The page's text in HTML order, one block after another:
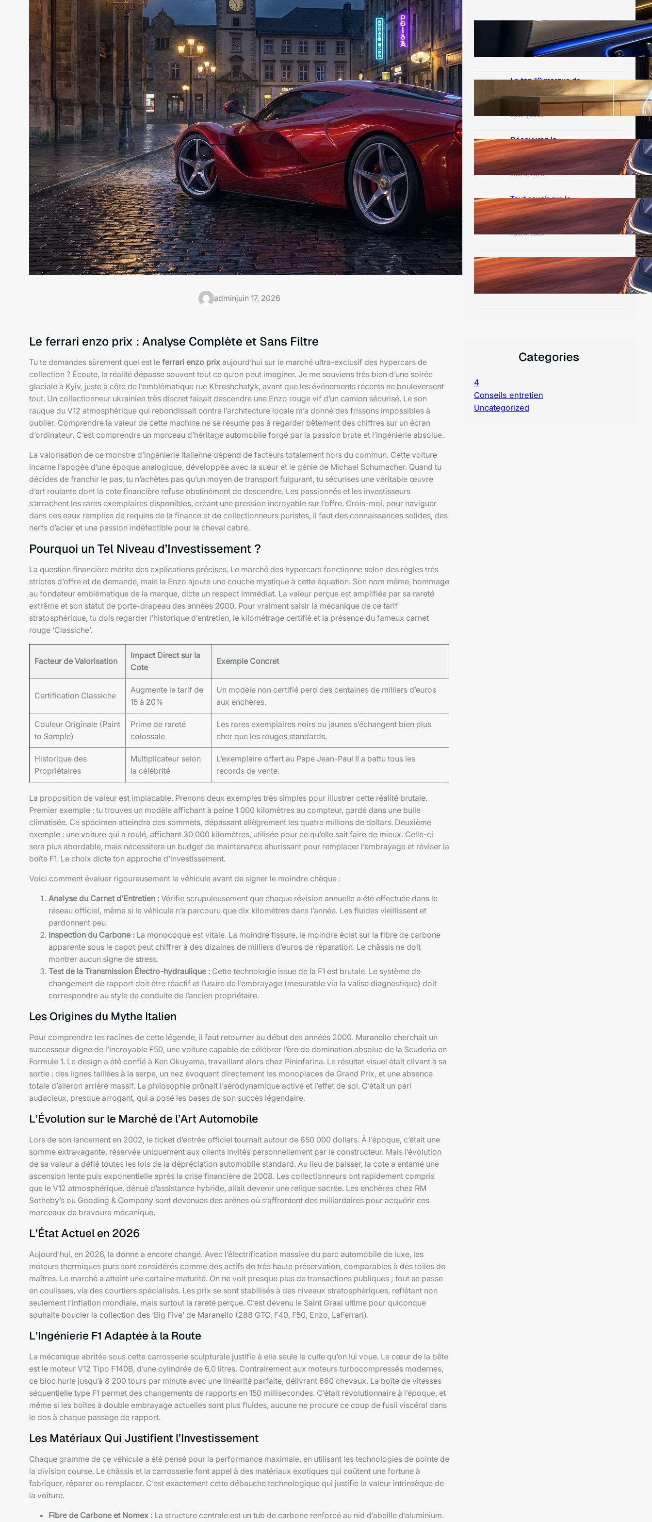
adminjuin 17, 2026
Le ferrari enzo prix : Analyse Complète et Sans Filtre
Tu te demandes sûrement quel est le ferrari enzo prix aujourd’hui sur le marché ultra-exclusif des hypercars de
collection ? Écoute, la réalité dépasse souvent tout ce qu’on peut imaginer. Je me souviens très bien d’une soirée
glaciale à Kyiv, juste à côté de l’emblématique rue Khreshchatyk, avant que les événements récents ne bouleversent
tout. Un collectionneur ukrainien très discret faisait descendre une Enzo rouge vif d’un camion sécurisé. Le son
rauque du V12 atmosphérique qui rebondissait contre l’architecture locale m’a donné des frissons impossibles à
oublier. Comprendre la valeur de cette machine ne se résume pas à regarder bêtement des chiffres sur un écran
d’ordinateur. C’est comprendre un morceau d’héritage automobile forgé par la passion brute et l’ingénierie absolue.
La valorisation de ce monstre d’ingénierie italienne dépend de facteurs totalement hors du commun. Cette voiture
incarne l’apogée d’une époque analogique, développée avec la sueur et le génie de Michael Schumacher. Quand tu
décides de franchir le pas, tu n’achètes pas qu’un moyen de transport fulgurant, tu sécurises une véritable œuvre
d’art roulante dont la cote financière refuse obstinément de descendre. Les passionnés et les investisseurs
s’arrachent les rares exemplaires disponibles, créant une pression incroyable sur l’offre. Crois-moi, pour naviguer
dans ces eaux remplies de requins de la finance et de collectionneurs puristes, il faut des connaissances solides, des
nerfs d’acier et une passion indéfectible pour le cheval cabré.
Pourquoi un Tel Niveau d’Investissement ?
La question financière mérite des explications précises. Le marché des hypercars fonctionne selon des règles très
strictes d’offre et de demande, mais la Enzo ajoute une couche mystique à cette équation. Son nom même, hommage
au fondateur emblématique de la marque, dicte un respect immédiat. La valeur perçue est amplifiée par sa rareté
extrême et son statut de porte-drapeau des années 2000. Pour vraiment saisir la mécanique de ce tarif
stratosphérique, tu dois regarder l’historique d’entretien, le kilométrage certifié et la présence du fameux carnet
rouge ‘Classiche’.
Facteur de Valorisation
Impact Direct sur la
Cote
Exemple Concret
Certification Classiche
Augmente le tarif de
15 à 20%
Un modèle non certifié perd des centaines de milliers d’euros
aux enchères.
Couleur Originale (Paint
to Sample)
Prime de rareté
colossale
Les rares exemplaires noirs ou jaunes s’échangent bien plus
cher que les rouges standards.
Historique des
Propriétaires
Multiplicateur selon
la célébrité
L’exemplaire offert au Pape Jean-Paul II a battu tous les
records de vente.
La proposition de valeur est implacable. Prenons deux exemples très simples pour illustrer cette réalité brutale.
Premier exemple : tu trouves un modèle affichant à peine 1 000 kilomètres au compteur, gardé dans une bulle
climatisée. Ce spécimen atteindra des sommets, dépassant allègrement les quatre millions de dollars. Deuxième
exemple : une voiture qui a roulé, affichant 30 000 kilomètres, utilisée pour ce qu’elle sait faire de mieux. Celle-ci
sera plus abordable, mais nécessitera un budget de maintenance ahurissant pour remplacer l’embrayage et réviser la
boîte F1. Le choix dicte ton approche d’investissement.
Voici comment évaluer rigoureusement le véhicule avant de signer le moindre chèque :
Analyse du Carnet d’Entretien : Vérifie scrupuleusement que chaque révision annuelle a été effectuée dans le
réseau officiel, même si le véhicule n’a parcouru que dix kilomètres dans l’année. Les fluides vieillissent et
pardonnent peu.
Inspection du Carbone : La monocoque est vitale. La moindre fissure, le moindre éclat sur la fibre de carbone
apparente sous le capot peut chiffrer à des dizaines de milliers d’euros de réparation. Le châssis ne doit
montrer aucun signe de stress.
Test de la Transmission Électro-hydraulique : Cette technologie issue de la F1 est brutale. Le système de
changement de rapport doit être réactif et l’usure de l’embrayage (mesurable via la valise diagnostique) doit
correspondre au style de conduite de l’ancien propriétaire.
Les Origines du Mythe Italien
Pour comprendre les racines de cette légende, il faut retourner au début des années 2000. Maranello cherchait un
successeur digne de l’incroyable F50, une voiture capable de célébrer l’ère de domination absolue de la Scuderia en
Formule 1. Le design a été confié à Ken Okuyama, travaillant alors chez Pininfarina. Le résultat visuel était clivant à sa
sortie : des lignes taillées à la serpe, un nez évoquant directement les monoplaces de Grand Prix, et une absence
totale d’aileron arrière massif. La philosophie prônait l’aérodynamique active et l’effet de sol. C’était un pari
audacieux, presque arrogant, qui a posé les bases de son succès légendaire.
L’Évolution sur le Marché de l’Art Automobile
Lors de son lancement en 2002, le ticket d’entrée officiel tournait autour de 650 000 dollars. À l’époque, c’était une
somme extravagante, réservée uniquement aux clients invités personnellement par le constructeur. Mais l’évolution
de sa valeur a défié toutes les lois de la dépréciation automobile standard. Au lieu de baisser, la cote a entamé une
ascension lente puis exponentielle après la crise financière de 2008. Les collectionneurs ont rapidement compris
que le V12 atmosphérique, dénué d’assistance hybride, allait devenir une relique sacrée. Les enchères chez RM
Sotheby’s ou Gooding & Company sont devenues des arènes où s’affrontent des milliardaires pour acquérir ces
morceaux de bravoure mécanique.
L’État Actuel en 2026
Aujourd’hui, en 2026, la donne a encore changé. Avec l’électrification massive du parc automobile de luxe, les
moteurs thermiques purs sont considérés comme des actifs de très haute préservation, comparables à des toiles de
maîtres. Le marché a atteint une certaine maturité. On ne voit presque plus de transactions publiques ; tout se passe
en coulisses, via des courtiers spécialisés. Les prix se sont stabilisés à des niveaux stratosphériques, reflétant non
seulement l’inflation mondiale, mais surtout la rareté perçue. C’est devenu le Saint Graal ultime pour quiconque
souhaite boucler la collection des ‘Big Five’ de Maranello (288 GTO, F40, F50, Enzo, LaFerrari).
L’Ingénierie F1 Adaptée à la Route
La mécanique abritée sous cette carrosserie sculpturale justifie à elle seule le culte qu’on lui voue. Le cœur de la bête
est le moteur V12 Tipo F140B, d’une cylindrée de 6,0 litres. Contrairement aux moteurs turbocompressés modernes,
ce bloc hurle jusqu’à 8 200 tours par minute avec une linéarité parfaite, délivrant 660 chevaux. La boîte de vitesses
séquentielle type F1 permet des changements de rapports en 150 millisecondes. C’était révolutionnaire à l’époque, et
même si les boîtes à double embrayage actuelles sont plus fluides, aucune ne procure ce coup de fusil viscéral dans
le dos à chaque passage de rapport.
Les Matériaux Qui Justifient l’Investissement
Chaque gramme de ce véhicule a été pensé pour la performance maximale, en utilisant les technologies de pointe de
la division course. Le châssis et la carrosserie font appel à des matériaux exotiques qui coûtent une fortune à
fabriquer, réparer ou remplacer. C’est exactement cette débauche technologique qui justifie la valeur intrinsèque de
la voiture.
Fibre de Carbone et Nomex : La structure centrale est un tub de carbone renforcé au nid d’abeille d’aluminium.
Avis clio 5 hybride
interieur : Le verdict
août 8, 2026
Le top 10 marque de
voiture fiable à
choisir
août 7, 2026
Découvrez la
puissance du 1000
multipla en détail
août 6, 2026
Tout savoir sur la
toyota sprinter
trueno de légende
août 5, 2026
Découvrez la nissan
gtr 2025
août 4, 2026
Categories
4
Conseils entretien
Uncategorized